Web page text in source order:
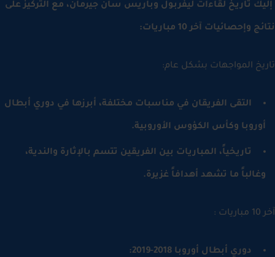
تاريخ لقاءات ليفربول وباريس سان جيرمان، مع التركيز على
وإحصائيات آخر 10 مباريات:
المواجهات بشكل عام:
التقى الفريقان في مناسبات مختلفة، أبرزها في دوري أبطال
وكأس الكؤوس الأوروبية.
تاريخياً، المباريات بين الفريقين تتسم بالإثارة والندية،
ما تشهد أهدافاً غزيرة.
:
دوري أبطال أوروبا 2018-2019: